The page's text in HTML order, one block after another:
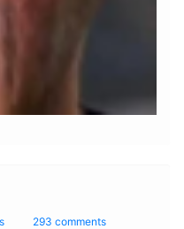
293 comments